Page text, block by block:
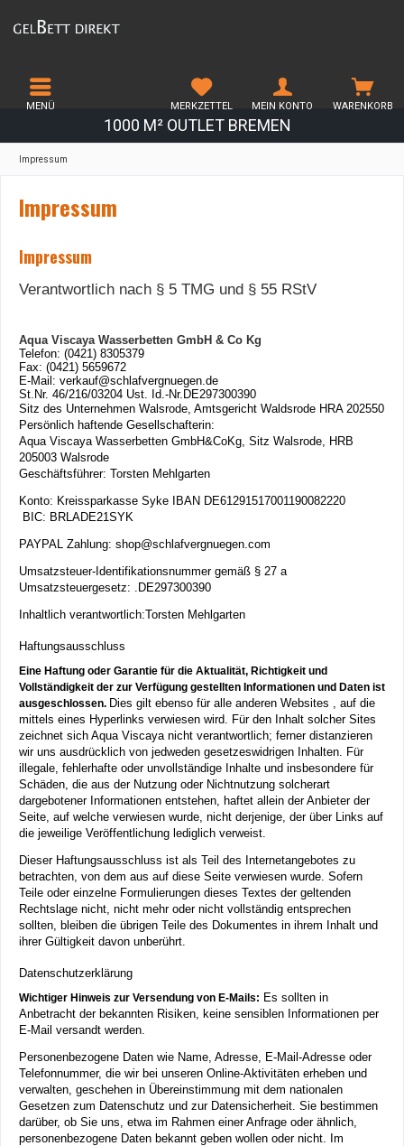
1000 M² OUTLET BREMEN
MENÜ WARENKORB
MERKZETTEL MEIN KONTO
Impressum
Impressum
Impressum
Verantwortlich nach § 5 TMG und § 55 RStV
Aqua Viscaya Wasserbetten GmbH & Co Kg
Telefon: (0421) 8305379
Fax: (0421) 5659672
E-Mail: verkauf@schlafvergnuegen.de
St.Nr. 46/216/03204 Ust. Id.-Nr. DE297300390
Sitz des Unternehmen Walsrode, Amtsgericht Waldsrode HRA 202550
Persönlich haftende Gesellschafterin:
Aqua Viscaya Wasserbetten GmbH&CoKg, Sitz Walsrode, HRB
205003 Walsrode
Geschäftsführer: Torsten Mehlgarten
Konto: Kreissparkasse Syke IBAN DE61291517001190082220
BIC: BRLADE21SYK
PAYPAL Zahlung: shop@schlafvergnuegen.com
Umsatzsteuer-Identifikationsnummer gemäß § 27 a
Umsatzsteuergesetz: . DE297300390
Inhaltlich verantwortlich:Torsten Mehlgarten
Haftungsausschluss
Eine Haftung oder Garantie für die Aktualität, Richtigkeit und
Vollständigkeit der zur Verfügung gestellten Informationen und Daten ist
ausgeschlossen. Dies gilt ebenso für alle anderen Websites , auf die
mittels eines Hyperlinks verwiesen wird. Für den Inhalt solcher Sites
zeichnet sich Aqua Viscaya nicht verantwortlich; ferner distanzieren
wir uns ausdrücklich von jedweden gesetzeswidrigen Inhalten. Für
illegale, fehlerhafte oder unvollständige Inhalte und insbesondere für
Schäden, die aus der Nutzung oder Nichtnutzung solcherart
dargebotener Informationen entstehen, haftet allein der Anbieter der
Seite, auf welche verwiesen wurde, nicht derjenige, der über Links auf
die jeweilige Veröffentlichung lediglich verweist.
Dieser Haftungsausschluss ist als Teil des Internetangebotes zu
betrachten, von dem aus auf diese Seite verwiesen wurde. Sofern
Teile oder einzelne Formulierungen dieses Textes der geltenden
Rechtslage nicht, nicht mehr oder nicht vollständig entsprechen
sollten, bleiben die übrigen Teile des Dokumentes in ihrem Inhalt und
ihrer Gültigkeit davon unberührt.
Datenschutzerklärung
Wichtiger Hinweis zur Versendung von E-Mails: Es sollten in
Anbetracht der bekannten Risiken, keine sensiblen Informationen per
E-Mail versandt werden.
Personenbezogene Daten wie Name, Adresse, E-Mail-Adresse oder
Telefonnummer, die wir bei unseren Online-Aktivitäten erheben und
verwalten, geschehen in Übereinstimmung mit dem nationalen
Gesetzen zum Datenschutz und zur Datensicherheit. Sie bestimmen
darüber, ob Sie uns, etwa im Rahmen einer Anfrage oder ähnlich,
personenbezogene Daten bekannt geben wollen oder nicht. Im